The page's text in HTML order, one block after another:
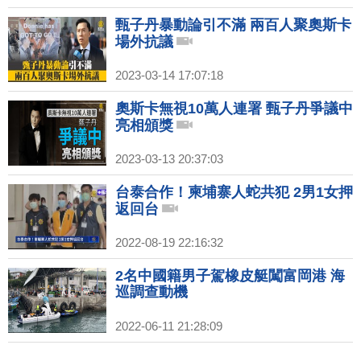
甄子丹暴動論引不滿 兩百人聚奧斯卡
場外抗議
2023-03-14 17:07:18
奧斯卡無視10萬人連署 甄子丹爭議中
亮相頒獎
2023-03-13 20:37:03
台泰合作！柬埔寨人蛇共犯 2男1女押
返回台
2022-08-19 22:16:32
2名中國籍男子駕橡皮艇闖富岡港 海
巡調查動機
2022-06-11 21:28:09